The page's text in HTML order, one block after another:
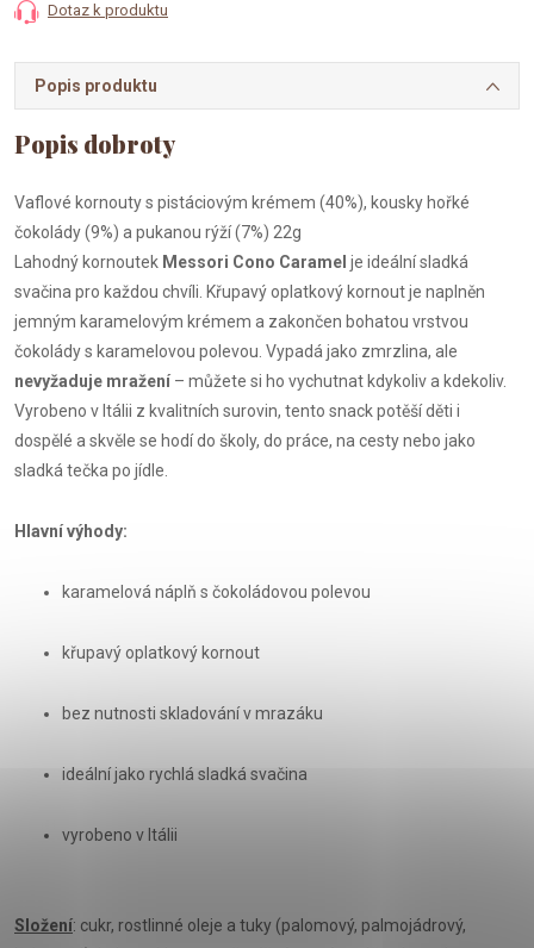
Dotaz k produktu
Popis produktu
Vaflové kornouty s pistáciovým krémem (40%), kousky hořké
čokolády (9%) a pukanou rýží (7%) 22g
Lahodný kornoutek Messori Cono Caramel je ideální sladká
svačina pro každou chvíli. Křupavý oplatkový kornout je naplněn
jemným karamelovým krémem a zakončen bohatou vrstvou
čokolády s karamelovou polevou. Vypadá jako zmrzlina, ale
nevyžaduje mražení – můžete si ho vychutnat kdykoliv a kdekoliv.
Vyrobeno v Itálii z kvalitních surovin, tento snack potěší děti i
dospělé a skvěle se hodí do školy, do práce, na cesty nebo jako
sladká tečka po jídle.
Hlavní výhody:
karamelová náplň s čokoládovou polevou
křupavý oplatkový kornout
bez nutnosti skladování v mrazáku
ideální jako rychlá sladká svačina
vyrobeno v Itálii
Složení: cukr, rostlinné oleje a tuky (palomový, palmojádrový,